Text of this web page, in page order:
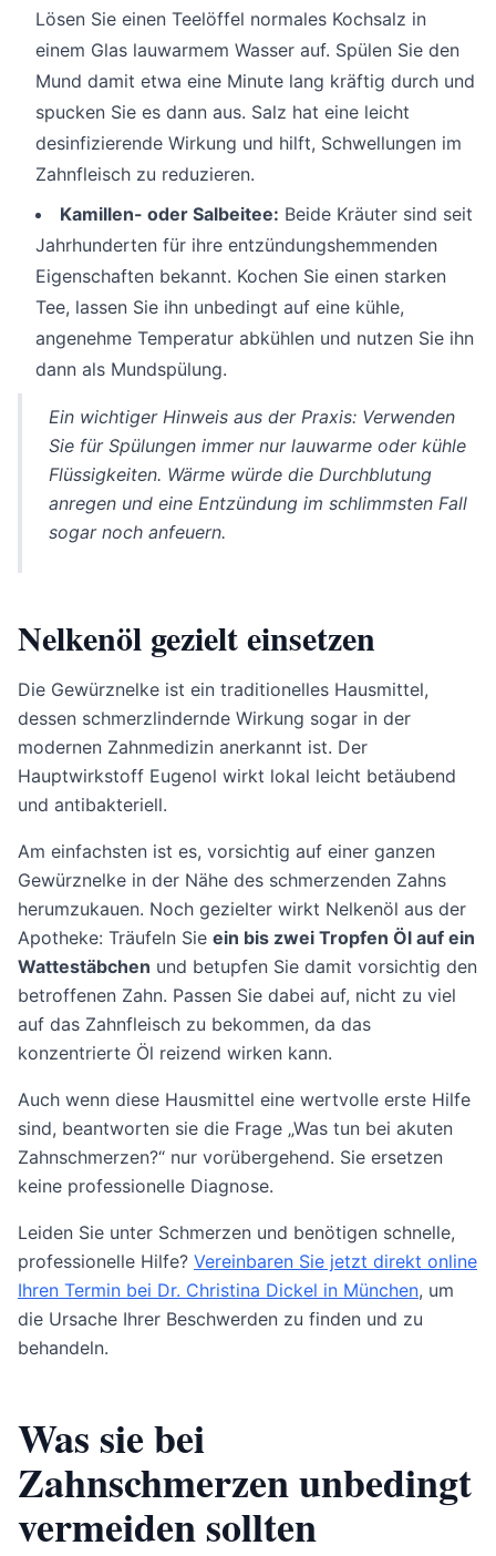
Lösen Sie einen Teelöffel normales Kochsalz in
einem Glas lauwarmem Wasser auf. Spülen Sie den
Mund damit etwa eine Minute lang kräftig durch und
spucken Sie es dann aus. Salz hat eine leicht
desinfizierende Wirkung und hilft, Schwellungen im
Zahnfleisch zu reduzieren.
Kamillen- oder Salbeitee: Beide Kräuter sind seit
Jahrhunderten für ihre entzündungshemmenden
Eigenschaften bekannt. Kochen Sie einen starken
Tee, lassen Sie ihn unbedingt auf eine kühle,
angenehme Temperatur abkühlen und nutzen Sie ihn
dann als Mundspülung.
Ein wichtiger Hinweis aus der Praxis: Verwenden
Sie für Spülungen immer nur lauwarme oder kühle
Flüssigkeiten. Wärme würde die Durchblutung
anregen und eine Entzündung im schlimmsten Fall
sogar noch anfeuern.
Nelkenöl gezielt einsetzen
Die Gewürznelke ist ein traditionelles Hausmittel,
dessen schmerzlindernde Wirkung sogar in der
modernen Zahnmedizin anerkannt ist. Der
Hauptwirkstoff Eugenol wirkt lokal leicht betäubend
und antibakteriell.
Am einfachsten ist es, vorsichtig auf einer ganzen
Gewürznelke in der Nähe des schmerzenden Zahns
herumzukauen. Noch gezielter wirkt Nelkenöl aus der
Apotheke: Träufeln Sie ein bis zwei Tropfen Öl auf ein
Wattestäbchen und betupfen Sie damit vorsichtig den
betroffenen Zahn. Passen Sie dabei auf, nicht zu viel
auf das Zahnfleisch zu bekommen, da das
konzentrierte Öl reizend wirken kann.
Auch wenn diese Hausmittel eine wertvolle erste Hilfe
sind, beantworten sie die Frage „Was tun bei akuten
Zahnschmerzen?“ nur vorübergehend. Sie ersetzen
keine professionelle Diagnose.
Leiden Sie unter Schmerzen und benötigen schnelle,
professionelle Hilfe? Vereinbaren Sie jetzt direkt online
Ihren Termin bei Dr. Christina Dickel in München, um
die Ursache Ihrer Beschwerden zu finden und zu
behandeln.
Was sie bei
Zahnschmerzen unbedingt
vermeiden sollten